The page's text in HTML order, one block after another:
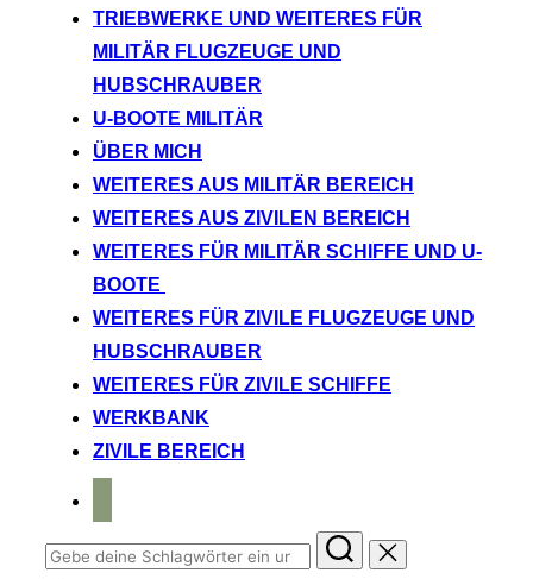
TRIEBWERKE UND WEITERES FÜR
MILITÄR FLUGZEUGE UND
HUBSCHRAUBER
U-BOOTE MILITÄR
ÜBER MICH
WEITERES AUS MILITÄR BEREICH
WEITERES AUS ZIVILEN BEREICH
WEITERES FÜR MILITÄR SCHIFFE UND U-
BOOTE
WEITERES FÜR ZIVILE FLUGZEUGE UND
HUBSCHRAUBER
WEITERES FÜR ZIVILE SCHIFFE
WERKBANK
ZIVILE BEREICH
Suchen
nach: